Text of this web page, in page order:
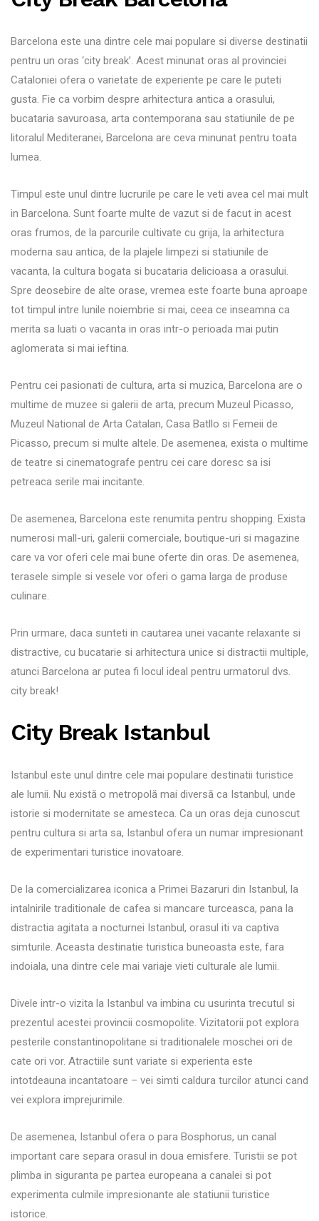
Barcelona este una dintre cele mai populare si diverse destinatii
pentru un oras ‘city break’. Acest minunat oras al provinciei
Cataloniei ofera o varietate de experiente pe care le puteti
gusta. Fie ca vorbim despre arhitectura antica a orasului,
bucataria savuroasa, arta contemporana sau statiunile de pe
litoralul Mediteranei, Barcelona are ceva minunat pentru toata
lumea.
Timpul este unul dintre lucrurile pe care le veti avea cel mai mult
in Barcelona. Sunt foarte multe de vazut si de facut in acest
oras frumos, de la parcurile cultivate cu grija, la arhitectura
moderna sau antica, de la plajele limpezi si statiunile de
vacanta, la cultura bogata si bucataria delicioasa a orasului.
Spre deosebire de alte orase, vremea este foarte buna aproape
tot timpul intre lunile noiembrie si mai, ceea ce inseamna ca
merita sa luati o vacanta in oras intr-o perioada mai putin
aglomerata si mai ieftina.
Pentru cei pasionati de cultura, arta si muzica, Barcelona are o
multime de muzee si galerii de arta, precum Muzeul Picasso,
Muzeul National de Arta Catalan, Casa Batllo si Femeii de
Picasso, precum si multe altele. De asemenea, exista o multime
de teatre si cinematografe pentru cei care doresc sa isi
petreaca serile mai incitante.
De asemenea, Barcelona este renumita pentru shopping. Exista
numerosi mall-uri, galerii comerciale, boutique-uri si magazine
care va vor oferi cele mai bune oferte din oras. De asemenea,
terasele simple si vesele vor oferi o gama larga de produse
culinare.
Prin urmare, daca sunteti in cautarea unei vacante relaxante si
distractive, cu bucatarie si arhitectura unice si distractii multiple,
atunci Barcelona ar putea fi locul ideal pentru urmatorul dvs.
city break!
City Break Istanbul
Istanbul este unul dintre cele mai populare destinatii turistice
ale lumii. Nu există o metropolă mai diversă ca Istanbul, ​​unde
istorie si modernitate se amesteca. Ca un oras deja cunoscut
pentru cultura si arta sa, Istanbul ofera un numar impresionant
de experimentari turistice inovatoare.
De la comercializarea iconica a Primei Bazaruri din Istanbul, la
intalnirile traditionale de cafea si mancare turceasca, pana la
distractia agitata a nocturnei Istanbul, orasul iti va captiva
simturile. Aceasta destinatie turistica buneoasta este, fara
indoiala, una dintre cele mai variaje vieti culturale ale lumii.
Divele intr-o vizita la Istanbul va imbina cu usurinta trecutul si
prezentul acestei provincii cosmopolite. Vizitatorii pot explora
pesterile constantinopolitane si traditionalele moschei ori de
cate ori vor. Atractiile sunt variate si experienta este
intotdeauna incantatoare – vei simti caldura turcilor atunci cand
vei explora imprejurimile.
De asemenea, Istanbul ofera o para Bosphorus, un canal
important care separa orasul in doua emisfere. Turistii se pot
plimba in siguranta pe partea europeana a canalei si pot
experimenta culmile impresionante ale statiunii turistice
istorice.